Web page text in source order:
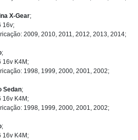
X-Gear;
16v;
2009, 2010, 2011, 2012, 2013, 2014;
;
16v K4M;
1998, 1999, 2000, 2001, 2002;
Sedan;
16v K4M;
1998, 1999, 2000, 2001, 2002;
;
16v K4M;